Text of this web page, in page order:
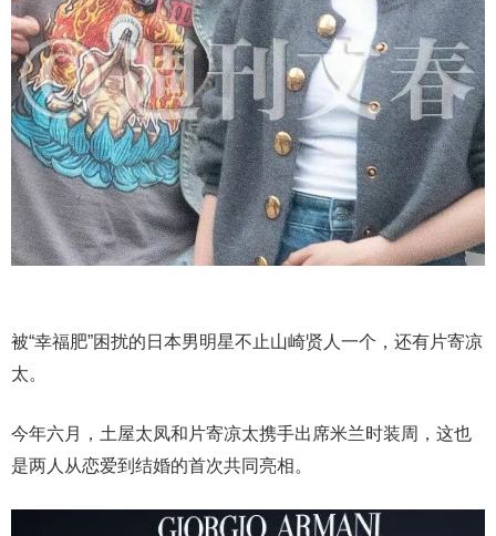
被“幸福肥”困扰的日本男明星不止山崎贤人一个，还有片寄凉
太。
今年六月，土屋太凤和片寄凉太携手出席米兰时装周，这也
是两人从恋爱到结婚的首次共同亮相。